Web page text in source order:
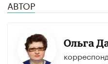
АВТОР
Ольга